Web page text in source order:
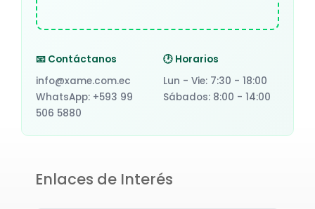
📧 Contáctanos
info@xame.com.ec
WhatsApp: +593 99
506 5880
🕐 Horarios
Lun - Vie: 7:30 - 18:00
Sábados: 8:00 - 14:00
Enlaces de Interés